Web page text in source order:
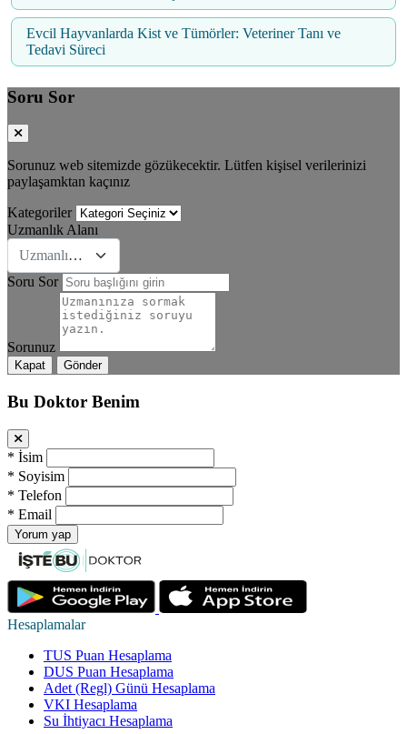
Evcil Hayvanlarda Kist ve Tümörler: Veteriner Tanı ve
Tedavi Süreci
Soru Sor
Sorunuz web sitemizde gözükecektir. Lütfen kişisel verilerinizi
paylaşamktan kaçınız
Kategoriler
Uzmanlık Alanı
Uzmanlık Se&#231;iniz
Soru Sor
Sorunuz
Kapat Gönder
Bu Doktor Benim
* İsim
* Soyisim
* Telefon
* Email
Yorum yap
Hesaplamalar
TUS Puan Hesaplama
DUS Puan Hesaplama
Adet (Regl) Günü Hesaplama
VKI Hesaplama
Su İhtiyacı Hesaplama